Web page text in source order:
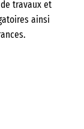
travaux et
ainsi